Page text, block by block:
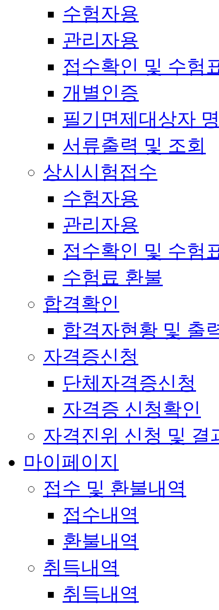
수험자용
관리자용
접수확인 및 수험
개별인증
필기면제대상자
서류출력 및 조회
상시시험접수
수험자용
관리자용
접수확인 및 수험
수험료 환불
합격확인
합격자현황 및 출
자격증신청
단체자격증신청
자격증 신청확인
자격진위 신청 및 결
마이페이지
접수 및 환불내역
접수내역
환불내역
취득내역
취득내역